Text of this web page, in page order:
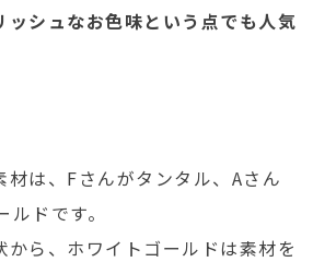
ッシュなお色味という点でも人気
材は、Fさんがタンタル、Aさん
ドです。
から、ホワイトゴールドは素材を